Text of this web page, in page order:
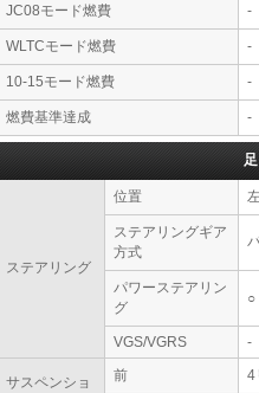
JC08モード燃費 -
WLTCモード燃費 -
10-15モード燃費 -
燃費基準達成 -
ステアリング
位置
ステアリングギア
方式
パワーステアリン
グ
○
VGS/VGRS -
サスペンショ
前 4